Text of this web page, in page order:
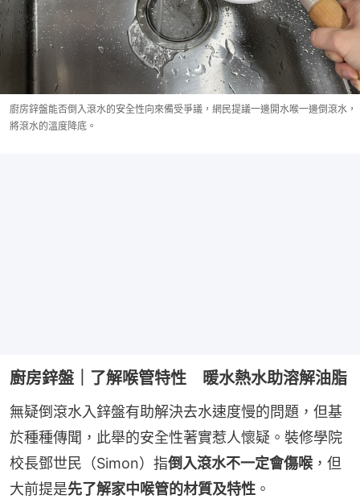
廚房鋅盤能否倒入滾水的安全性向來備受爭議，網民提議一邊開水喉一邊倒滾水，
將滾水的溫度降底。
廚房鋅盤｜了解喉管特性 暖水熱水助溶解油脂
無疑倒滾水入鋅盤有助解決去水速度慢的問題，但基
於種種傳聞，此舉的安全性著實惹人懷疑。裝修學院
校長鄧世民（Simon）指倒入滾水不一定會傷喉 ，但
大前提是先了解家中喉管的材質及特性 。